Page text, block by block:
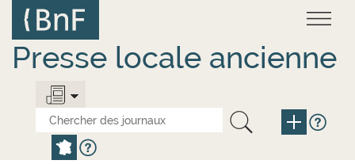
contenu
principal
Presse locale ancienne
Panneau de gestion des cookies